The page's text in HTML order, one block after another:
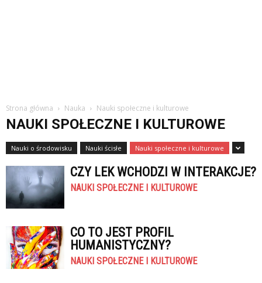
Strona główna Nauka Nauki społeczne i kulturowe
NAUKI SPOŁECZNE I KULTUROWE
Nauki o środowisku Nauki ścisłe Nauki społeczne i kulturowe
CZY LEK WCHODZI W INTERAKCJE?
NAUKI SPOŁECZNE I KULTUROWE
CO TO JEST PROFIL
HUMANISTYCZNY?
NAUKI SPOŁECZNE I KULTUROWE